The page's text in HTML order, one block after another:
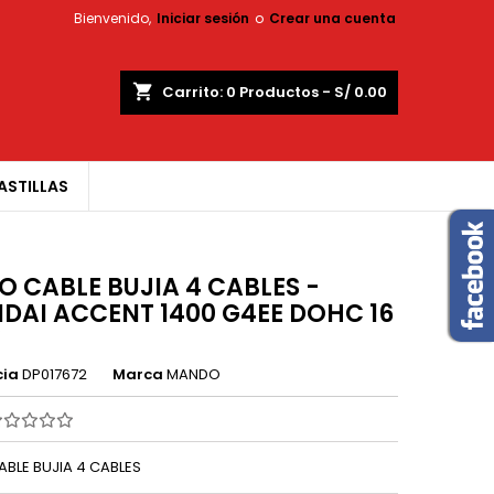
Bienvenido, Iniciar sesión o Crear una cuenta
shopping_cart Carrito: 0 Productos - S/ 0.00
CABLE BUJIA 4 CABLES -
ACCENT 1400 G4EE DOHC 16
DP017672 Marca MANDO
BUJIA 4 CABLES